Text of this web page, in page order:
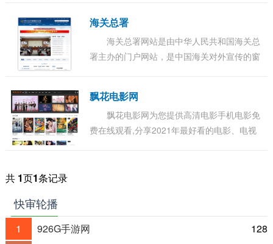
股...
海关总署
海关总署网站是由中华人民共和国海关总
署主办的门户网站，是中国海关对外宣传的窗
流互...
飘花电影网
飘花电影网为您提供高清电影手机电影免
费在线观看,分享2021年最好看的电影、电视
共 1页1条记录
快审轮播
1 926G手游网
128